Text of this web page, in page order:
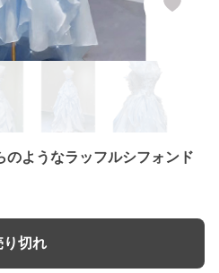
のようなラッフルシフォンド
り切れ